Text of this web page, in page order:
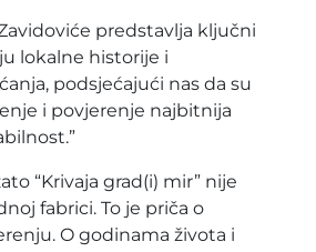
predstavlja ključni
lokalne historije i
podsjećajući nas da su
i povjerenje najbitnija
“Krivaja grad(i) mir” nije
fabrici. To je priča o
O godinama života i